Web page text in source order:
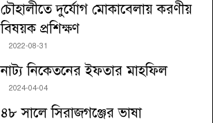
চৌহালীতে দুর্যোগ মোকাবেলায় করণীয়
বিষয়ক প্রশিক্ষণ
2022-08-31
নাট্য নিকেতনের ইফতার মাহফিল
2024-04-04
৪৮ সালে সিরাজগঞ্জের ভাষা